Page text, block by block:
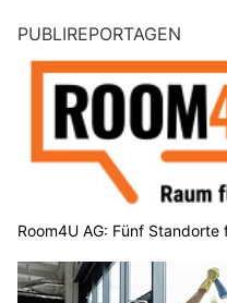
PUBLIREPORTAGEN
Room4U AG: Fünf